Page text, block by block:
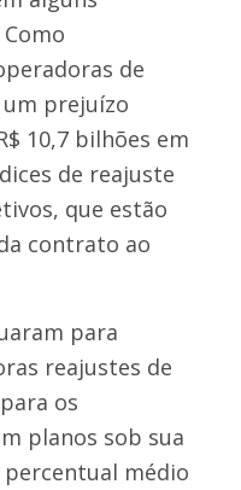
de
prejuízo
10,7 bilhões em
de reajuste
que estão
contrato ao
para
reajustes de
os
planos sob sua
médio